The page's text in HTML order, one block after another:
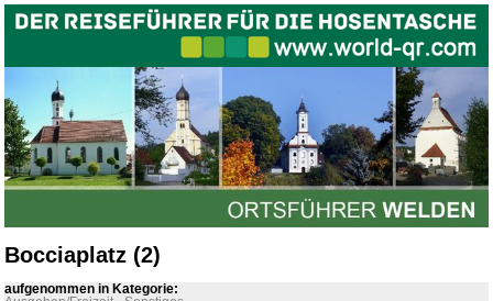
Bocciaplatz (2)
aufgenommen in Kategorie: